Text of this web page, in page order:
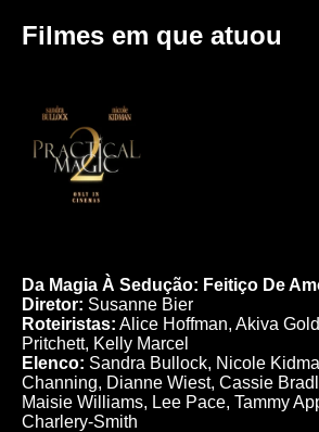
Filmes em que atuou
Da Magia À Sedução: Feitiço De
Diretor: Susanne Bier
Roteiristas: Alice Hoffman, Akiva
Pritchett, Kelly Marcel
Elenco: Sandra Bullock, Nicole
Channing, Dianne Wiest, Cassie
Maisie Williams, Lee Pace, Tammy
Charlery-Smith